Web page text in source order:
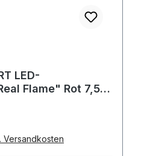
LED-
Flame" Rot 7,5 x
Versandkosten